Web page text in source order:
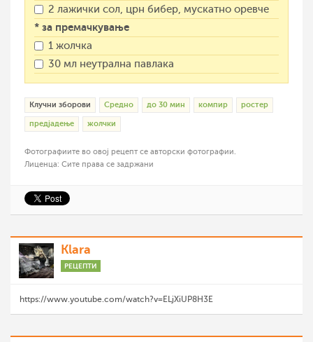
2 лажички сол, црн бибер, мускатно оревче
* за премачкување
1 жолчка
30 мл неутрална павлака
Клучни зборови Средно до 30 мин компир ростер
предјадење жолчки
Фотографиите во овој рецепт се авторски фотографии.
Лиценца: Сите права се задржани
Klara
РЕЦЕПТИ
https://www.youtube.com/watch?v=ELjXiUP8H3E